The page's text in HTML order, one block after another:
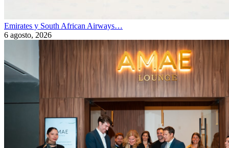
Emirates y South African Airways…
6 agosto, 2026